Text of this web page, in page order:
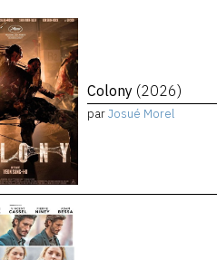
Colony (2026)
parJosué Morel